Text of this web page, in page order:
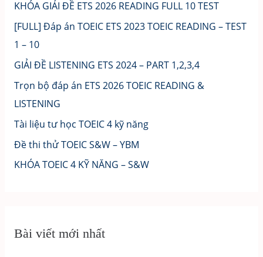
KHÓA GIẢI ĐỀ ETS 2026 READING FULL 10 TEST
[FULL] Đáp án TOEIC ETS 2023 TOEIC READING – TEST
1 – 10
GIẢI ĐỀ LISTENING ETS 2024 – PART 1,2,3,4
Trọn bộ đáp án ETS 2026 TOEIC READING &
LISTENING
Tài liệu tư học TOEIC 4 kỹ năng
Đề thi thử TOEIC S&W – YBM
KHÓA TOEIC 4 KỸ NĂNG – S&W
Bài viết mới nhất